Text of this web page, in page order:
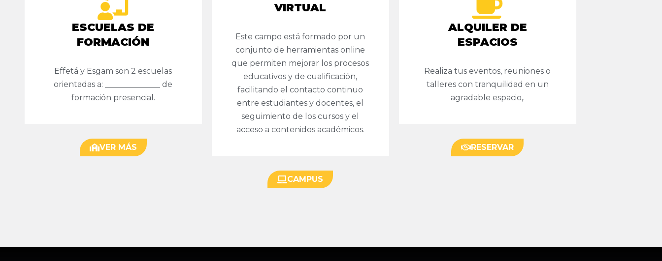
ESCUELAS DE
FORMACIÓN
Effetá y Esgam son 2 escuelas
orientadas a: ______________ de
formación presencial.
VER MÁS
VIRTUAL
Este campo está formado por un
conjunto de herramientas online
que permiten mejorar los procesos
educativos y de cualificación,
facilitando el contacto continuo
entre estudiantes y docentes, el
seguimiento de los cursos y el
acceso a contenidos académicos.
CAMPUS
ALQUILER DE
ESPACIOS
Realiza tus eventos, reuniones o
talleres con tranquilidad en un
agradable espacio,.
RESERVAR